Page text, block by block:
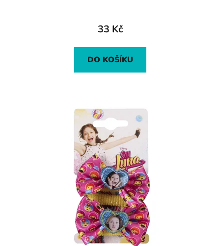
33 Kč
DO KOŠÍKU